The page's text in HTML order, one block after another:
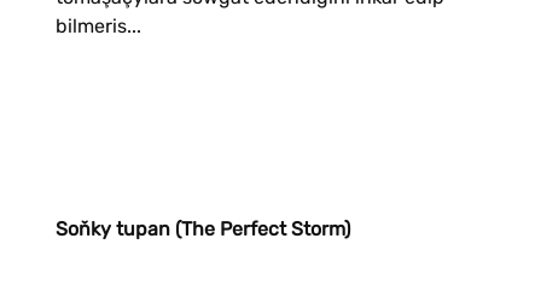
bilmeris...
Soňky tupan (The Perfect Storm)